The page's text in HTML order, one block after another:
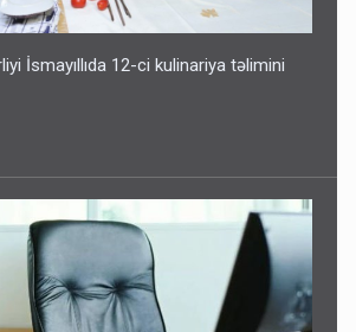
İsmayıllıda 12-ci kulinariya təlimini